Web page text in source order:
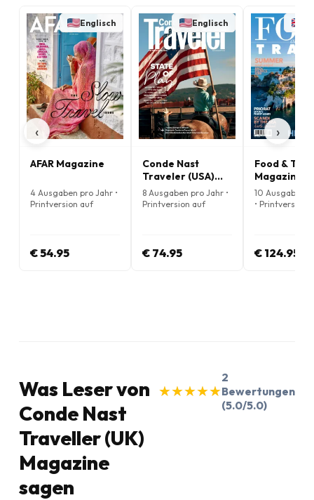
‹
Englisch
AFAR Magazine
4 Ausgaben pro Jahr •
Printversion auf
€ 54.95
Englisch
Conde Nast
Traveler (USA)
Magazine
8 Ausgaben pro Jahr •
Printversion auf
€ 74.95
Food &
Magazine
10 Ausgaben
• Printversion
€ 124.95
›
Was Leser von
Conde Nast
Traveller (UK)
Magazine
sagen
★
★★
★★
★★
★★
★
2
Bewertungen
(5.0/5.0)